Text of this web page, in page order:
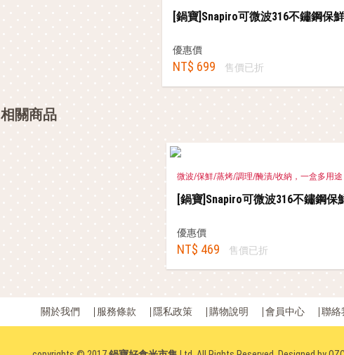
[鍋寶]Snapiro可微波316不鏽鋼保
優惠價
NT$ 699 售價已折
相關商品
微波/保鮮/蒸烤/調理/醃漬/收納，一盒多用途
[鍋寶]Snapiro可微波316不鏽鋼保
優惠價
NT$ 469 售價已折
關於我們 服務條款 隱私政策 購物說明 會員中心 聯絡